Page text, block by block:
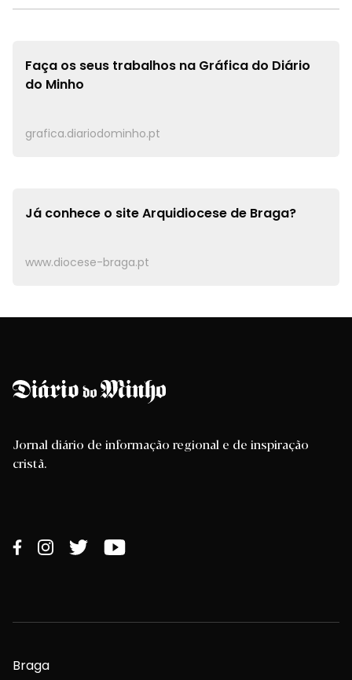
Faça os seus trabalhos na Gráfica do Diário
do Minho
grafica.diariodominho.pt
Já conhece o siteArquidiocese de Braga?
www.diocese-braga.pt
Jornal diário de informação regional e de inspiração
cristã.
Braga